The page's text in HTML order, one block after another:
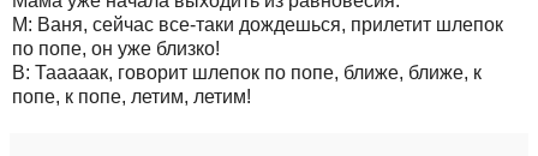
М: Ваня, сейчас все-таки дождешься, прилетит шлепок
по попе, он уже близко!
В: Тааааак, говорит шлепок по попе, ближе, ближе, к
попе, к попе, летим, летим!